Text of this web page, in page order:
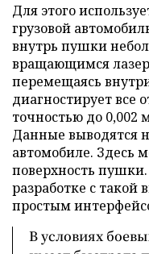
Для этого
грузовой
внутрь пушки
вращающимся
перемещаясь
диагностирует все
точностью до
Данные выводятся
автомобиле. Здесь
поверхность
разработке с такой
простым
В условиях